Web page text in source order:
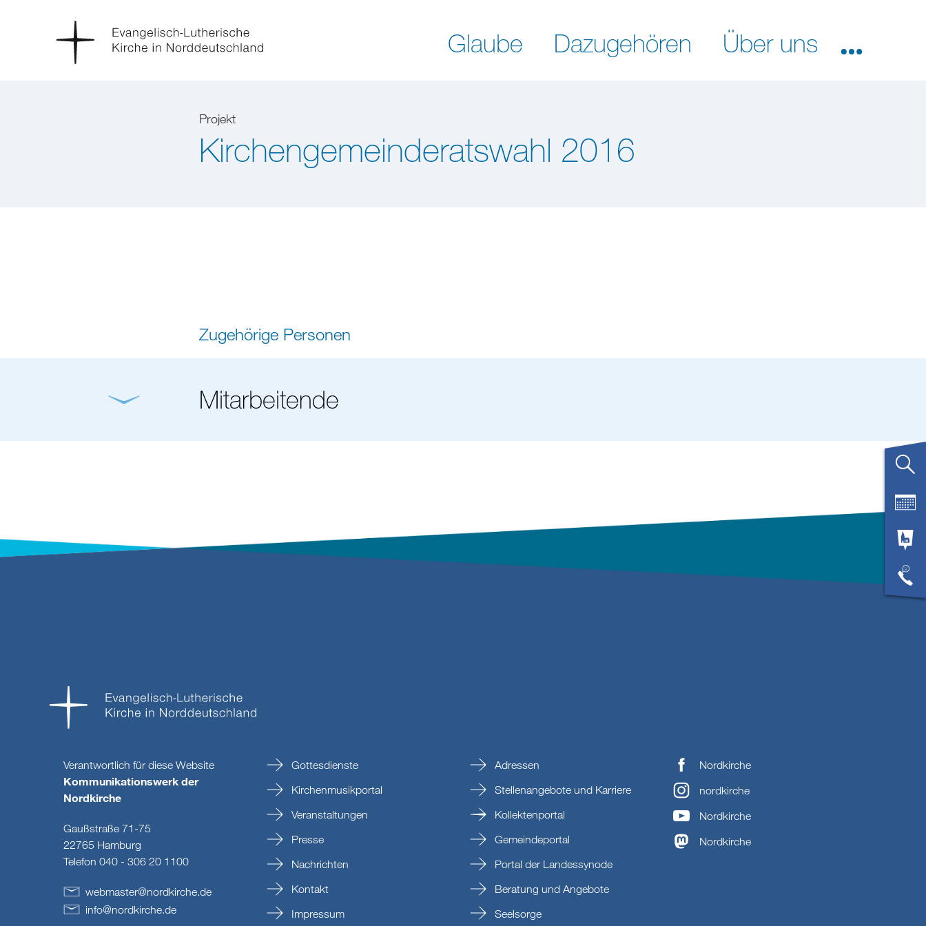
Glaube Dazugehören Über uns
Projekt
Kirchengemeinderatswahl 2016
Zugehörige Personen
Mitarbeitende
Verantwortlich für diese Website
Kommunikationswerk der
Nordkirche
Gaußstraße 71-75
22765 Hamburg
Telefon 040 - 306 20 1100
webmaster@nordkirche.de
info@nordkirche.de
Gottesdienste
Kirchenmusikportal
Veranstaltungen
Presse
Nachrichten
Kontakt
Impressum
Adressen
Stellenangebote und Karriere
Kollektenportal
Gemeindeportal
Portal der Landessynode
Beratung und Angebote
Seelsorge
Nordkirche
nordkirche
Nordkirche
Nordkirche